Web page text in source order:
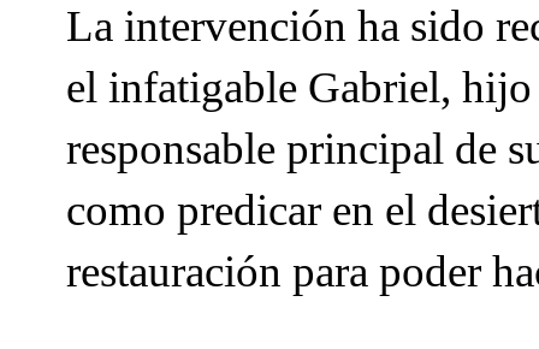
La intervención ha sido
el infatigable Gabriel,
responsable principal de
como predicar en el
restauración para poder